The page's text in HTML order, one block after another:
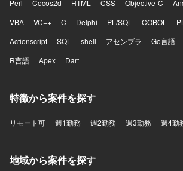
Perl
Cocos2d HTML CSS Objective-C
VBA
VC++ C Delphi PL/SQL COBOL
Actionscript
SQL shell アセンブラ Go言語
R言語
Apex Dart
特徴から案件を探す
リモート可 週1勤務 週2勤務 週3勤務 週4勤
地域から案件を探す